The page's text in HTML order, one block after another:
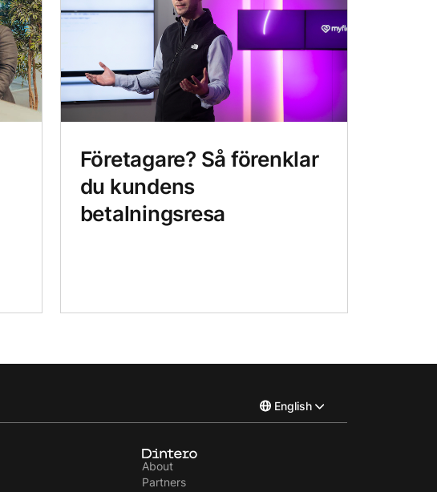
Företagare? Så förenklar
du kundens
betalningsresa
English
About
Partners